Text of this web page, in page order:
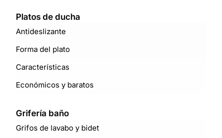
Platos de ducha
Antideslizante
Forma del plato
Características
Económicos y baratos
Grifería baño
Grifos de lavabo y bidet